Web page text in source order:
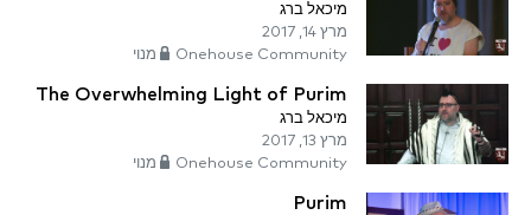
מיכאל ברג
מרץ 14, 2017
Onehouse Community מנוי
The Overwhelming Light of Purim
מיכאל ברג
מרץ 13, 2017
Onehouse Community מנוי
Purim